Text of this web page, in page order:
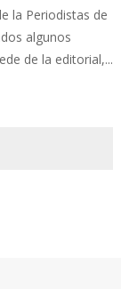
la Periodistas de
algunos
de la editorial,...